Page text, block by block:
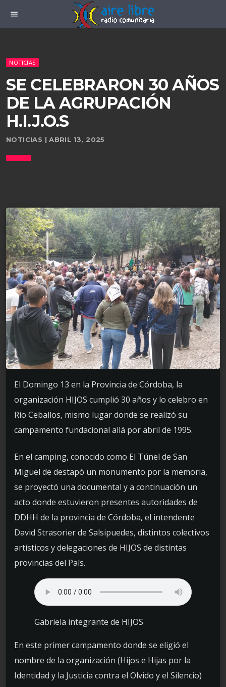
menu
NOTICIAS
SE CELEBRARON 30 AÑOS
DE LA AGRUPACIÓN
H.I.J.O.S
NOTICIAS | ABRIL 13, 2025
El Domingo 13 en la Provincia de Córdoba, la
organización HIJOS cumplió 30 años y lo celebro en
Rio Ceballos, mismo lugar donde se realizó su
campamento fundacional allá por abril de 1995.
En el camping, conocido como El Túnel de San
Miguel de destapó un monumento por la memoria,
se proyectó una documental y a continuación un
acto donde estuvieron presentes autoridades de
DDHH de la provincia de Córdoba, el intendente
David Strasorier de Salsipuedes, distintos colectivos
artísticos y delegaciones de HIJOS de distintas
provincias del País.
Gabriela integrante de HIJOS
En este primer campamento donde se eligió el
nombre de la organización (Hijos e Hijas por la
Identidad y la Justicia contra el Olvido y el Silencio)